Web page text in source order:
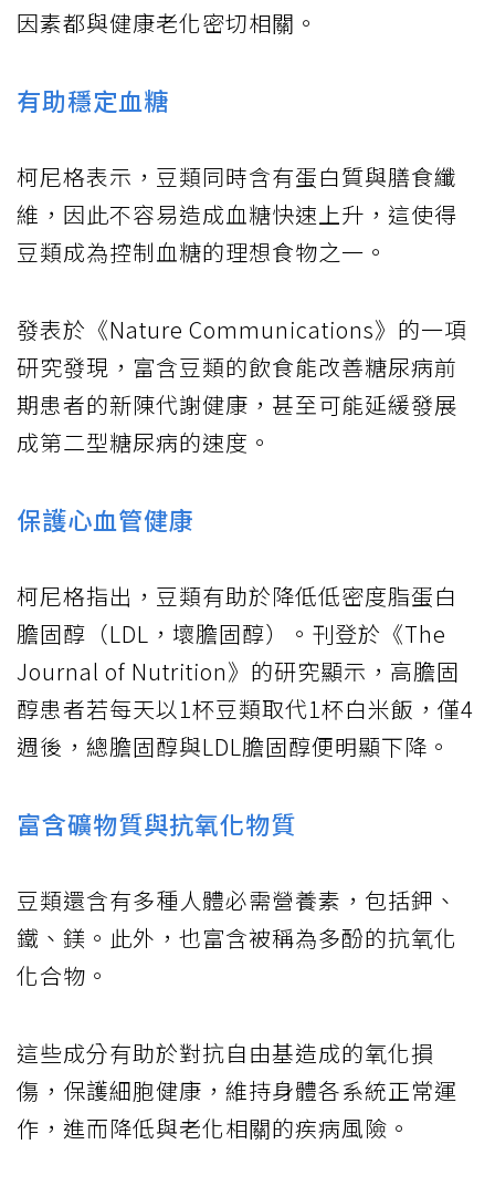
因素都與健康老化密切相關。
有助穩定血糖
柯尼格表示，豆類同時含有蛋白質與膳食纖
維，因此不容易造成血糖快速上升，這使得
豆類成為控制血糖的理想食物之一。
發表於《Nature Communications》的一項
研究發現，富含豆類的飲食能改善糖尿病前
期患者的新陳代謝健康，甚至可能延緩發展
成第二型糖尿病的速度。
保護心血管健康
柯尼格指出，豆類有助於降低低密度脂蛋白
膽固醇（LDL，壞膽固醇）。刊登於《The
Journal of Nutrition》的研究顯示，高膽固
醇患者若每天以1杯豆類取代1杯白米飯，僅4
週後，總膽固醇與LDL膽固醇便明顯下降。
富含礦物質與抗氧化物質
豆類還含有多種人體必需營養素，包括鉀、
鐵、鎂。此外，也富含被稱為多酚的抗氧化
化合物。
這些成分有助於對抗自由基造成的氧化損
傷，保護細胞健康，維持身體各系統正常運
作，進而降低與老化相關的疾病風險。